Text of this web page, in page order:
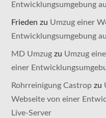
Entwicklungsumgebung
Frieden zu Umzug einer
Entwicklungsumgebung
MD Umzug zu Umzug
einer
Rohrreinigung Castrop zu
Webseite von einer
Live-Server